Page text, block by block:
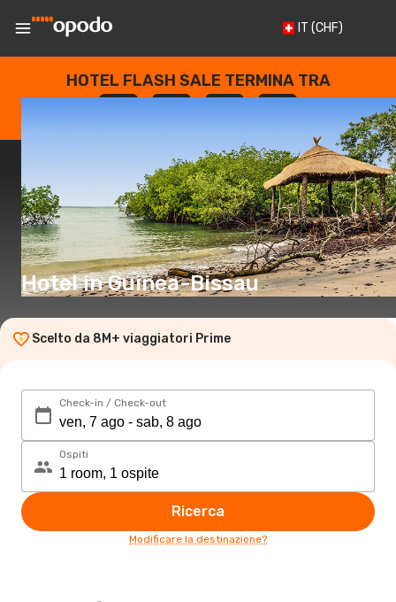
IT (CHF)
HOTEL FLASH SALE TERMINA TRA
Hotel in Guinea-Bissau
Scelto da 8M+ viaggiatori Prime
Check-in / Check-out
Ospiti
Ricerca
Modificare la destinazione?